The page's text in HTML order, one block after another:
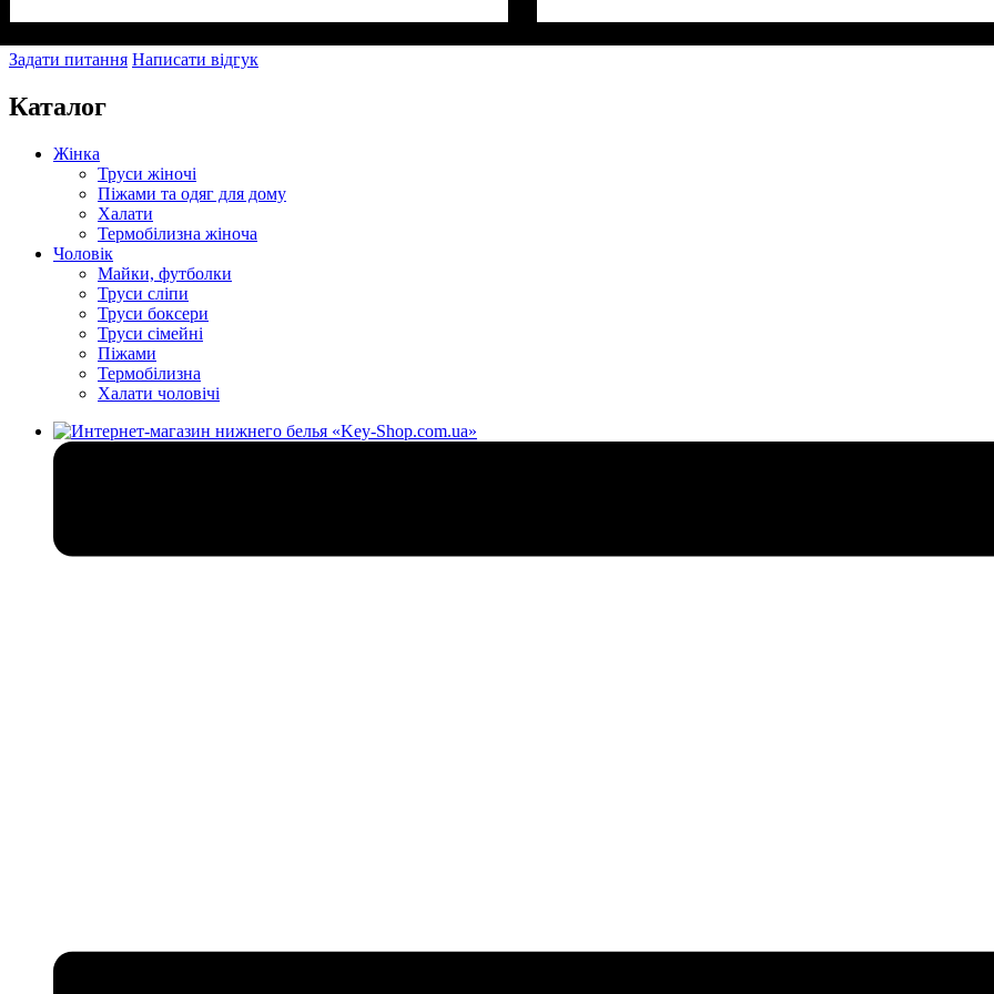
Задати питання Написати відгук
Каталог
Жінка
Труси жіночі
Піжами та одяг для дому
Халати
Термобілизна жіноча
Чоловік
Майки, футболки
Труси сліпи
Труси боксери
Труси сімейні
Піжами
Термобілизна
Халати чоловічі